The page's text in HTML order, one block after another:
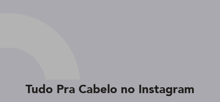
Tudo Pra Cabelo no Instagram